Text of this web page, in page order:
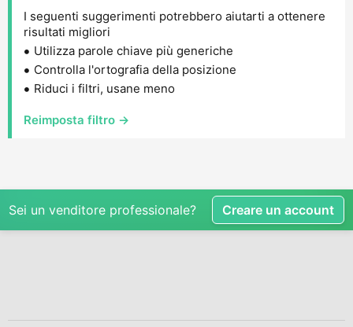
I seguenti suggerimenti potrebbero aiutarti a ottenere
risultati migliori
Utilizza parole chiave più generiche
Controlla l'ortografia della posizione
Riduci i filtri, usane meno
Reimposta filtro →
Sei un venditore professionale? Creare un account